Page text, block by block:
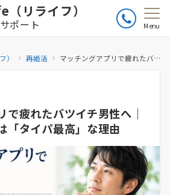
リライフ）
ポート Menu
） 再婚活 マッチングアプリで疲れたバツイチ男性へ｜結婚相談所が実は「タイパ最高」な理由
で疲れたバツイチ男性へ｜
「タイパ最高」な理由